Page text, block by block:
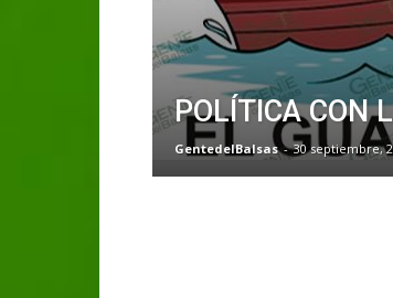
POLÍTICA CON
GentedelBalsas - 30 septiembre,